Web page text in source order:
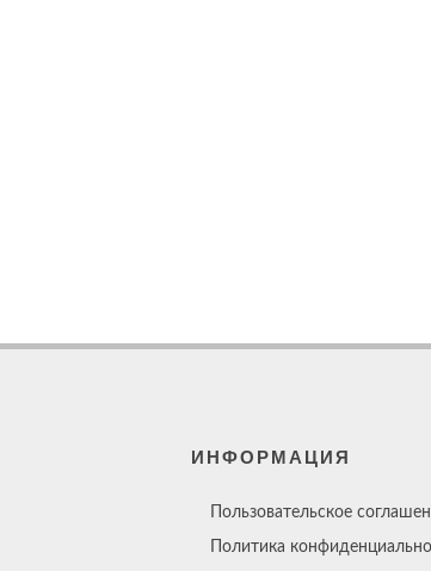
ИНФОРМАЦИЯ
Пользовательское
Политика